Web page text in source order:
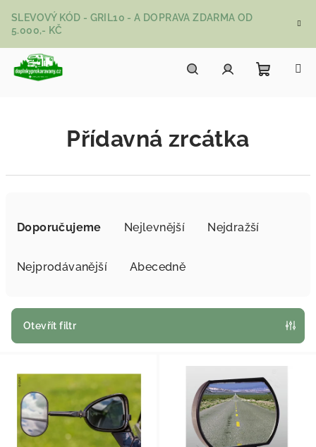
SLEVOVÝ KÓD - GRIL10 - A DOPRAVA ZDARMA OD
5.000,- KČ
Přídavná zrcátka
Doporučujeme Nejlevnější Nejdražší
Nejprodávanější Abecedně
Otevřít filtr